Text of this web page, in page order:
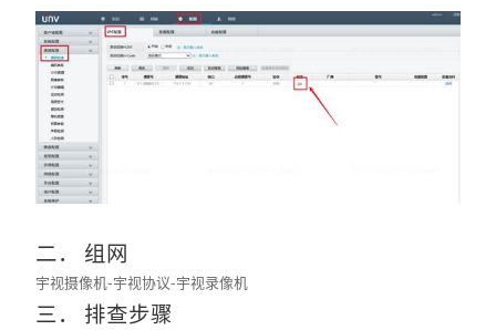
二． 组网
宇视摄像机-宇视协议-宇视录像机
三． 排查步骤